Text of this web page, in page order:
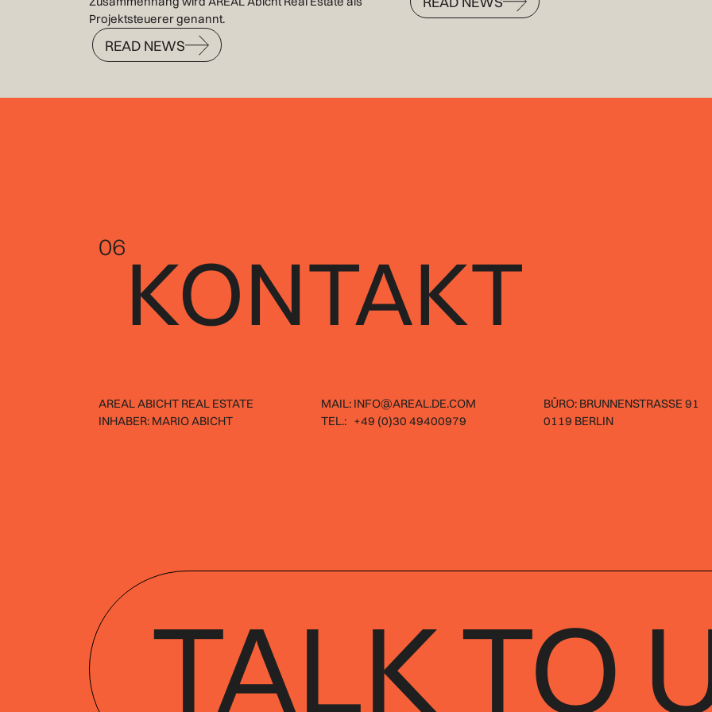
Projektsteuerer genannt.
READ NEWS
READ NEWS
READ NEWS
06 KONTAKT
AREAL ABICHT REAL ESTATE
INHABER: MARIO ABICHT
MAIL: INFO@AREAL.DE.COM
TEL.: +49 (0)30 49400979
BÜRO: BRUNNENSTRASSE 91
0119 BERLIN
TALK TO